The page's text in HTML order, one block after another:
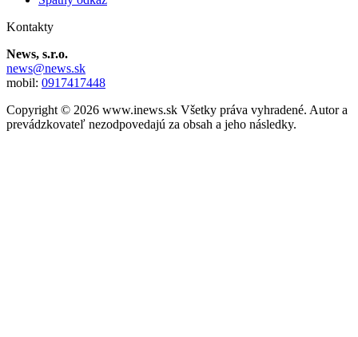
Kontakty
News, s.r.o.
news@news.sk
mobil: 0917417448
Copyright © 2026 www.inews.sk Všetky práva vyhradené. Autor a
prevádzkovateľ nezodpovedajú za obsah a jeho následky.